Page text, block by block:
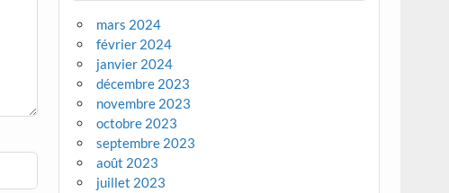
mars 2024
février 2024
janvier 2024
décembre 2023
novembre 2023
octobre 2023
septembre 2023
août 2023
juillet 2023